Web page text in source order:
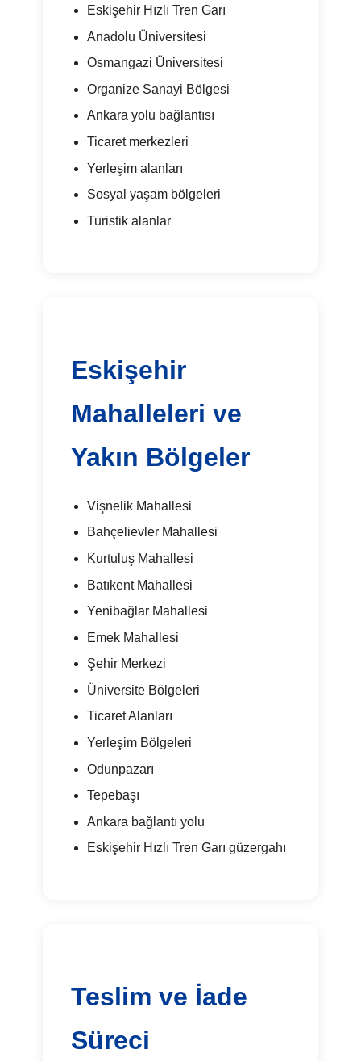
Eskişehir Hızlı Tren Garı
Anadolu Üniversitesi
Osmangazi Üniversitesi
Organize Sanayi Bölgesi
Ankara yolu bağlantısı
Ticaret merkezleri
Yerleşim alanları
Sosyal yaşam bölgeleri
Turistik alanlar
Eskişehir
Mahalleleri ve
Yakın Bölgeler
Vişnelik Mahallesi
Bahçelievler Mahallesi
Kurtuluş Mahallesi
Batıkent Mahallesi
Yenibağlar Mahallesi
Emek Mahallesi
Şehir Merkezi
Üniversite Bölgeleri
Ticaret Alanları
Yerleşim Bölgeleri
Odunpazarı
Tepebaşı
Ankara bağlantı yolu
Eskişehir Hızlı Tren Garı güzergahı
Teslim ve İade
Süreci